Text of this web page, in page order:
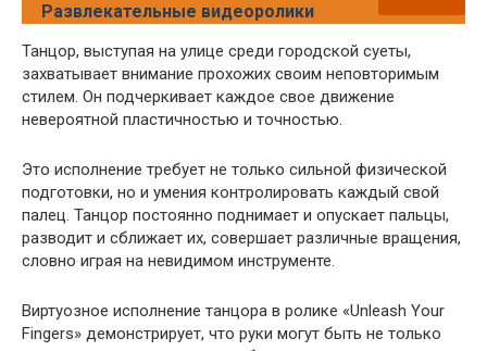
Развлекательные видеоролики
Танцор, выступая на улице среди городской суеты,
захватывает внимание прохожих своим неповторимым
стилем. Он подчеркивает каждое свое движение
невероятной пластичностью и точностью.
Это исполнение требует не только сильной физической
подготовки, но и умения контролировать каждый свой
палец. Танцор постоянно поднимает и опускает пальцы,
разводит и сближает их, совершает различные вращения,
словно играя на невидимом инструменте.
Виртуозное исполнение танцора в ролике «Unleash Your
Fingers» демонстрирует, что руки могут быть не только